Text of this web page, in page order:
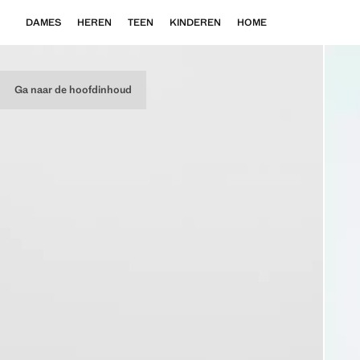
Ga naar de hoofdinhoud
DAMES HEREN TEEN KINDEREN HOME